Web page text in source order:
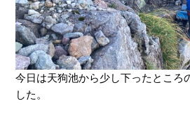
今日は天狗池から少し下ったところ
した。